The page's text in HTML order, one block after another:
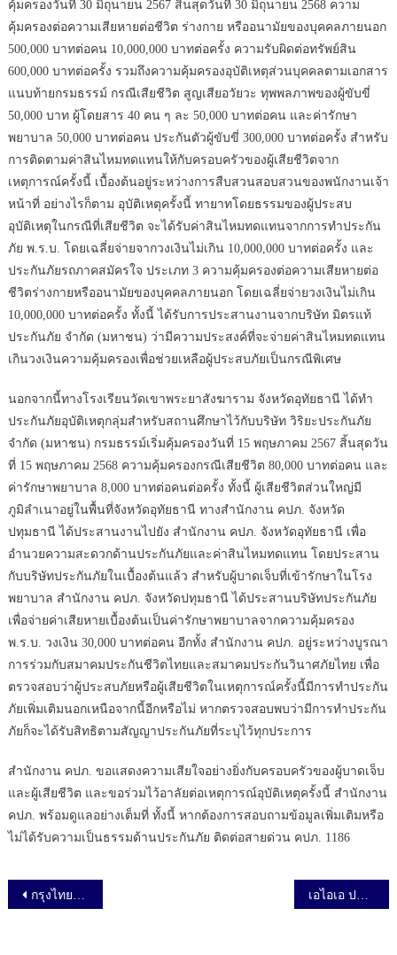
คุ้มครองวันที่ 30 มิถุนายน 2567 สิ้นสุดวันที่ 30 มิถุนายน 2568 ความ
คุ้มครองต่อความเสียหายต่อชีวิต ร่างกาย หรืออนามัยของบุคคลภายนอก
500,000 บาทต่อคน 10,000,000 บาทต่อครั้ง ความรับผิดต่อทรัพย์สิน
600,000 บาทต่อครั้ง รวมถึงความคุ้มครองอุบัติเหตุส่วนบุคคลตามเอกสาร
แนบท้ายกรมธรรม์ กรณีเสียชีวิต สูญเสียอวัยวะ ทุพพลภาพของผู้ขับขี่
50,000 บาท ผู้โดยสาร 40 คน ๆ ละ 50,000 บาทต่อคน และค่ารักษา
พยาบาล 50,000 บาทต่อคน ประกันตัวผู้ขับขี่ 300,000 บาทต่อครั้ง สำหรับ
การติดตามค่าสินไหมทดแทนให้กับครอบครัวของผู้เสียชีวิตจาก
เหตุการณ์ครั้งนี้ เบื้องต้นอยู่ระหว่างการสืบสวนสอบสวนของพนักงานเจ้า
หน้าที่ อย่างไรก็ตาม อุบัติเหตุครั้งนี้ ทายาทโดยธรรมของผู้ประสบ
อุบัติเหตุในกรณีที่เสียชีวิต จะได้รับค่าสินไหมทดแทนจากการทำประกัน
ภัย พ.ร.บ. โดยเฉลี่ยจ่ายจากวงเงินไม่เกิน 10,000,000 บาทต่อครั้ง และ
ประกันภัยรถภาคสมัครใจ ประเภท 3 ความคุ้มครองต่อความเสียหายต่อ
ชีวิตร่างกายหรืออนามัยของบุคคลภายนอก โดยเฉลี่ยจ่ายวงเงินไม่เกิน
10,000,000 บาทต่อครั้ง ทั้งนี้ ได้รับการประสานงานจากบริษัท มิตรแท้
ประกันภัย จำกัด (มหาชน) ว่ามีความประสงค์ที่จะจ่ายค่าสินไหมทดแทน
เกินวงเงินความคุ้มครองเพื่อช่วยเหลือผู้ประสบภัยเป็นกรณีพิเศษ
นอกจากนี้ทางโรงเรียนวัดเขาพระยาสังฆาราม จังหวัดอุทัยธานี ได้ทำ
ประกันภัยอุบัติเหตุกลุ่มสำหรับสถานศึกษาไว้กับบริษัท วิริยะประกันภัย
จำกัด (มหาชน) กรมธรรม์เริ่มคุ้มครองวันที่ 15 พฤษภาคม 2567 สิ้นสุดวัน
ที่ 15 พฤษภาคม 2568 ความคุ้มครองกรณีเสียชีวิต 80,000 บาทต่อคน และ
ค่ารักษาพยาบาล 8,000 บาทต่อคนต่อครั้ง ทั้งนี้ ผู้เสียชีวิตส่วนใหญ่มี
ภูมิลำเนาอยู่ในพื้นที่จังหวัดอุทัยธานี ทางสำนักงาน คปภ. จังหวัด
ปทุมธานี ได้ประสานงานไปยัง สำนักงาน คปภ. จังหวัดอุทัยธานี เพื่อ
อำนวยความสะดวกด้านประกันภัยและค่าสินไหมทดแทน โดยประสาน
กับบริษัทประกันภัยในเบื้องต้นแล้ว สำหรับผู้บาดเจ็บที่เข้ารักษาในโรง
พยาบาล สำนักงาน คปภ. จังหวัดปทุมธานี ได้ประสานบริษัทประกันภัย
เพื่อจ่ายค่าเสียหายเบื้องต้นเป็นค่ารักษาพยาบาลจากความคุ้มครอง
พ.ร.บ. วงเงิน 30,000 บาทต่อคน อีกทั้ง สำนักงาน คปภ. อยู่ระหว่างบูรณา
การร่วมกับสมาคมประกันชีวิตไทยและสมาคมประกันวินาศภัยไทย เพื่อ
ตรวจสอบว่าผู้ประสบภัยหรือผู้เสียชีวิตในเหตุการณ์ครั้งนี้มีการทำประกัน
ภัยเพิ่มเติมนอกเหนือจากนี้อีกหรือไม่ หากตรวจสอบพบว่ามีการทำประกัน
ภัยก็จะได้รับสิทธิตามสัญญาประกันภัยที่ระบุไว้ทุกประการ
สำนักงาน คปภ. ขอแสดงความเสียใจอย่างยิ่งกับครอบครัวของผู้บาดเจ็บ
และผู้เสียชีวิต และขอร่วมไว้อาลัยต่อเหตุการณ์อุบัติเหตุครั้งนี้ สำนักงาน
คปภ. พร้อมดูแลอย่างเต็มที่ ทั้งนี้ หากต้องการสอบถามข้อมูลเพิ่มเติมหรือ
ไม่ได้รับความเป็นธรรมด้านประกันภัย ติดต่อสายด่วน คปภ. 1186
เมนูนำทาง เรื่อง
กรุงไทย–แอกซ่า ประกันชีวิต ครองแชมป์ “บริษัทที่น่าทำงานที่สุดในเอเชีย” ต่อเนื่องเป็นปีที่ 5 และคว้าอีก 3 รางวัลแห่งความภาคภูมิใจระดับนานาชาติ จาก HR Asia Awards 2024